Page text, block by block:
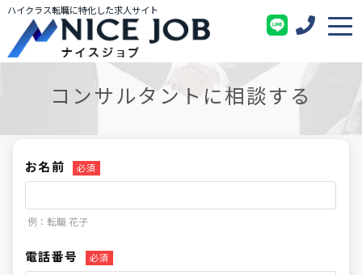
ハイクラス転職に特化した求人サイト
コンサルタントに相談する
お名前 必須
例：転職 花子
電話番号 必須